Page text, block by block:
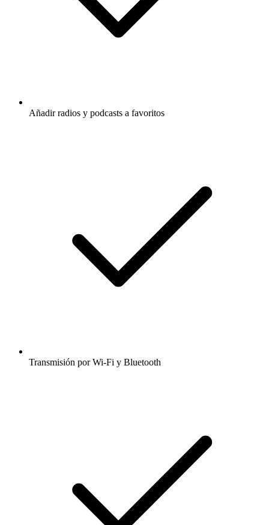
Añadir radios y podcasts a favoritos
Transmisión por Wi-Fi y Bluetooth